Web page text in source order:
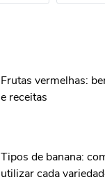
Frutas vermelhas:
e receitas
Tipos de banana:
utilizar cada